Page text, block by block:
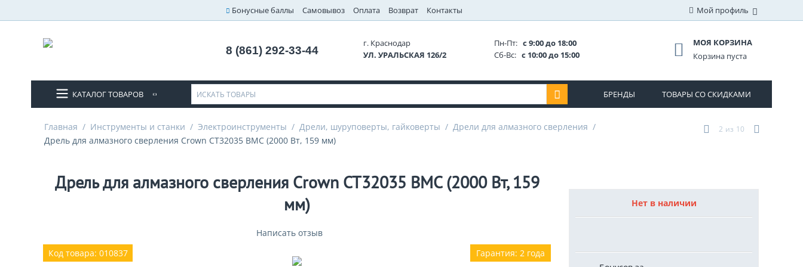
Бонусные баллы Самовывоз Оплата Возврат Контакты Мой профиль
8 (861) 292-33-44
г. Краснодар
УЛ. УРАЛЬСКАЯ 126/2
Пн-Пт: с 9:00 до 18:00
Сб-Вс: с 10:00 до 15:00
МОЯ КОРЗИНА
Корзина пуста
КАТАЛОГ ТОВАРОВ БРЕНДЫ ТОВАРЫ СО СКИДКАМИ
Главная / Инструменты и станки / Электроинструменты / Дрели, шуруповерты, гайковерты / Дрели для алмазного сверления /
Дрель для алмазного сверления Crown CT32035 BMC (2000 Вт, 159 мм)
2 из 10
Дрель для алмазного сверления Crown CT32035 BMC (2000 Вт, 159
мм)
Написать отзыв
Гарантия: 2 года
Код товара: 010837
Нет в наличии